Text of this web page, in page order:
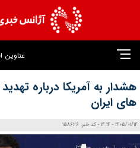
عناوین
هشدار به آمریکا درباره
های ایران
1405/01/14 - 14:14 - کد خبر: 158626